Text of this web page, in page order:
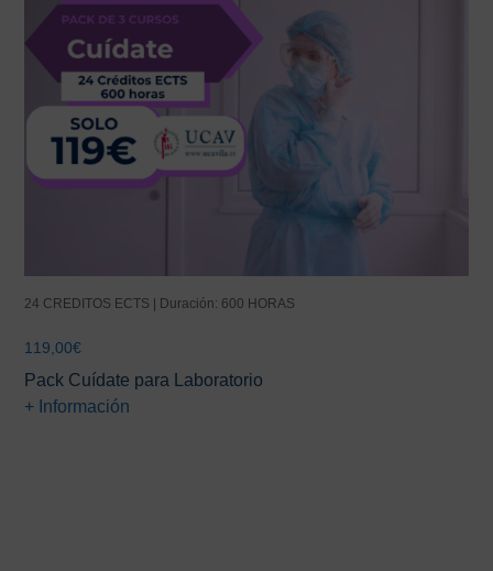
24 CREDITOS ECTS | Duración: 600 HORAS
119,00€
Pack Cuídate para Laboratorio
+ Información